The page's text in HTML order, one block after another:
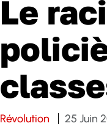
Le
Révolution 25 Juin